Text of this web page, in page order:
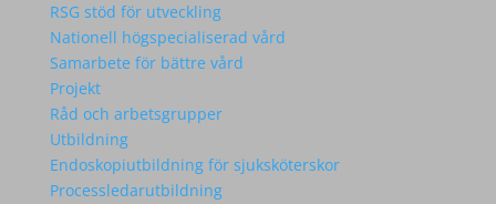
RSG stöd för utveckling
Nationell högspecialiserad vård
Samarbete för bättre vård
Projekt
Råd och arbetsgrupper
Utbildning
Endoskopiutbildning för sjuksköterskor
Processledarutbildning